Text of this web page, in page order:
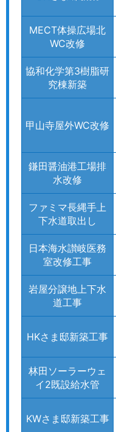
MECT体操広場北
WC改修
協和化学第3樹脂研
究棟新築
甲山寺屋外WC改修
鎌田醤油港工場排
水改修
ファミマ長縄手上
下水道取出し
日本海水讃岐医務
室改修工事
岩屋分譲地上下水
道工事
HKさま邸新築工事
林田ソーラーウェ
イ2既設給水管
KWさま邸新築工事